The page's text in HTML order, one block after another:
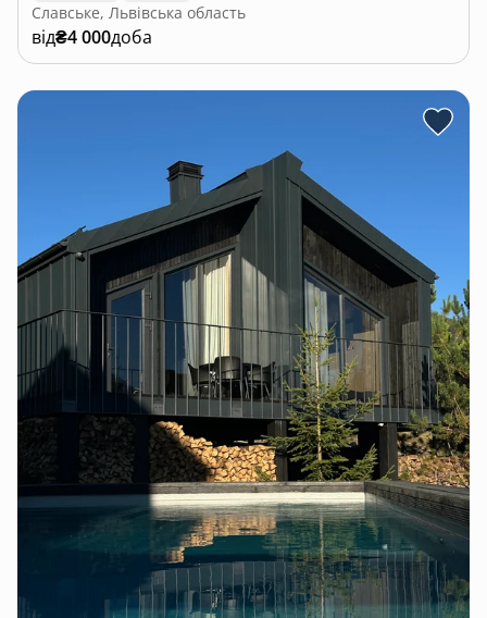
Славське, Львівська область
від₴4 000доба